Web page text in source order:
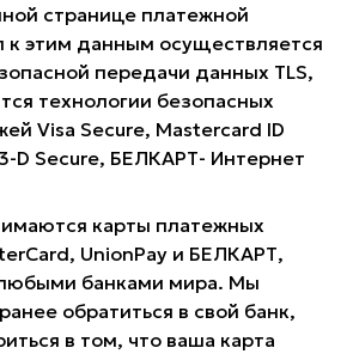
странице платежной
к этим данным осуществляется
передачи данных TLS,
технологии безопасных
Visa Secure, Mastercard ID
D Secure, БЕЛКАРТ- Интернет
карты платежных
UnionPay и БЕЛКАРТ,
банками мира. Мы
обратиться в свой банк,
в том, что ваша карта